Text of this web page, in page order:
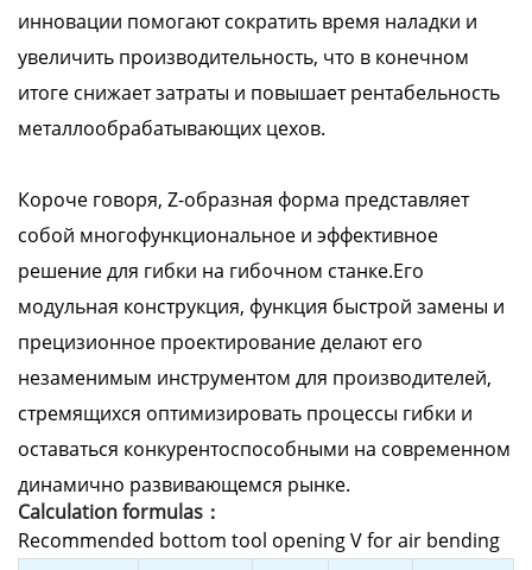
инновации помогают сократить время наладки и
увеличить производительность, что в конечном
итоге снижает затраты и повышает рентабельность
металлообрабатывающих цехов.
Короче говоря, Z-образная форма представляет
собой многофункциональное и эффективное
решение для гибки на гибочном станке.Его
модульная конструкция, функция быстрой замены и
прецизионное проектирование делают его
незаменимым инструментом для производителей,
стремящихся оптимизировать процессы гибки и
оставаться конкурентоспособными на современном
динамично развивающемся рынке.
Calculation formulas：
Recommended bottom tool opening V for air bending